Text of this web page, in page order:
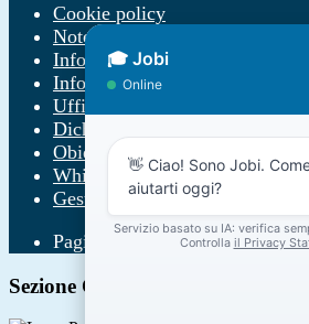
Cookie policy
Note legali
Informativa Privacy
Informativa Privacy chatbot Jobi
Ufficio Relazioni con il Pubblico
Dichiarazione di accessibilità
Obiettivi di accessibilità
Whistleblowing
Gestione consensi cookie
Pagina visualizzata633 volte
Sezione Copyright